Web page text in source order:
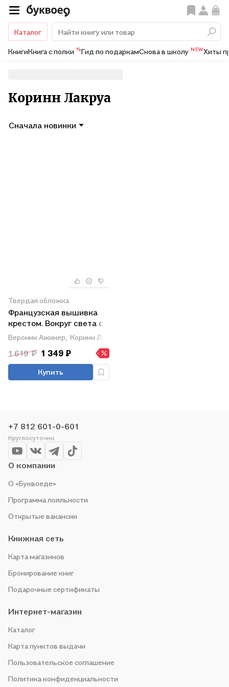
Каталог
КнигиКнига с полки %Гид по подаркамСнова в школу NEWХиты
Коринн Лакруа
Сначала новинки
Твердая обложка
Французская вышивка
крестом. Вокруг света с
парижскими
вышивальщицами
Вероник Ажинер, Коринн Лакруа,
1 619 ₽ 1 349 ₽
Купить
+7 812 601-0-601
Круглосуточно
О компании
О «Буквоеде»
Программа лояльности
Открытые вакансии
Книжная сеть
Карта магазинов
Бронирование книг
Подарочные сертификаты
Интернет-магазин
Каталог
Карта пунктов выдачи
Пользовательское соглашение
Политика конфиденциальности